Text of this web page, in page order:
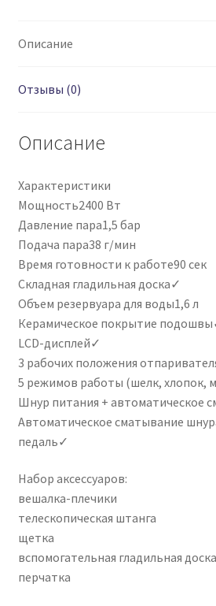
Описание
Отзывы (0)
Описание
Характеристики
Мощность2400 Вт
Давление пара1,5 бар
Подача пара38 г/мин
Время готовности к работе90 сек
Складная гладильная доска✓
Объем резервуара для воды1,6 л
Керамическое покрытие
LСD-дисплей✓
3 рабочих положения
5 режимов работы (шелк, хлопок,
Шнур питания + автоматическое
Автоматическое сматывание
педаль✓
Набор аксессуаров:
вешалка-плечики
телескопическая штанга
щетка
вспомогательная гладильная доска
перчатка